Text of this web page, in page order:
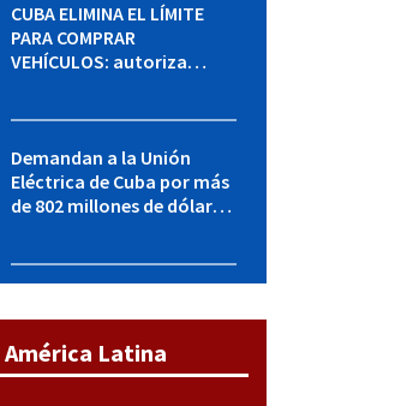
CUBA ELIMINA EL LÍMITE
PARA COMPRAR
VEHÍCULOS: autoriza
Demandan a la Unión
Eléctrica de Cuba por más
de 802 millones de dólares
Latina